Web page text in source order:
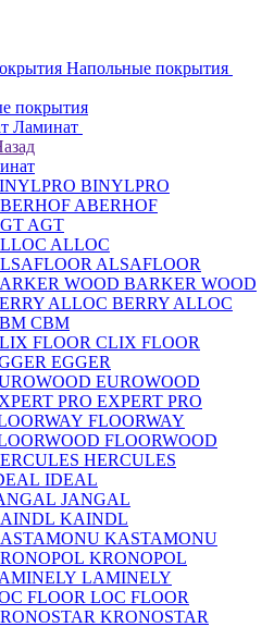
Напольные покрытия
покрытия
Ламинат
BINYLPRO
ABERHOF
AGT
ALLOC
ALSAFLOOR
BARKER WOOD
BERRY ALLOC
CBM
CLIX FLOOR
EGGER
EUROWOOD
EXPERT PRO
FLOORWAY
FLOORWOOD
HERCULES
IDEAL
JANGAL
KAINDL
KASTAMONU
KRONOPOL
LAMINELY
LOC FLOOR
KRONOSTAR